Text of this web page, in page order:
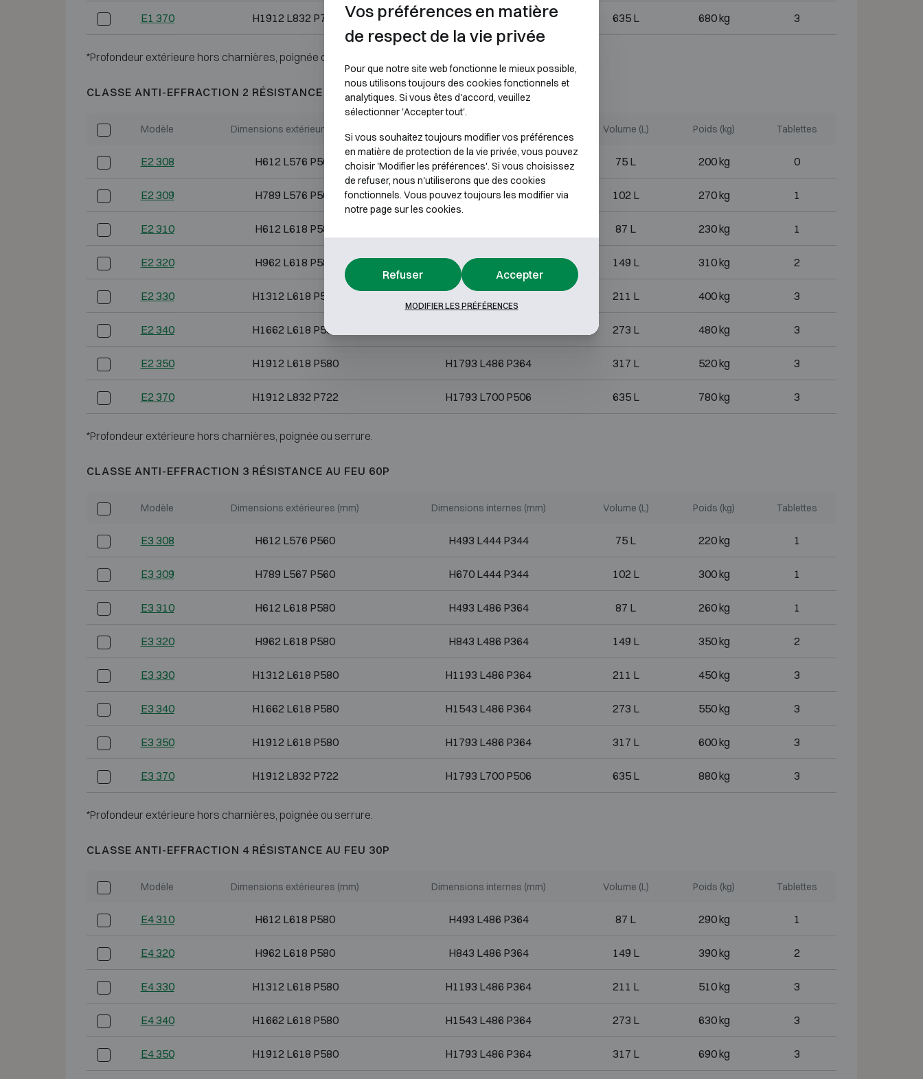
E1 370 H1912 L832 P722 H1793 L700 P506 635 L 680 kg 3
*Profondeur extérieure hors charnières, poignée ou serrure.
CLASSE ANTI-EFFRACTION 2 RÉSISTANCE AU FEU 60P
Modèle Dimensions extérieures (mm) Volume (L) Poids (kg) Tablettes
E2 308 H612 L576 P560 H493 L444 P344 75 L 200 kg 0
E2 309 H789 L576 P560 H670 L444 P344 102 L 270 kg 1
E2 310 H612 L618 P580 87 L 230 kg 1
E2 320 H962 L618 P580 H843 L486 P364 149 L 310 kg 2
E2 330 H1312 L618 P580 211 L 400 kg 3
E2 340 H1662 L618 P580 273 L 480 kg 3
E2 350 H1912 L618 P580 H1793 L486 P364 317 L 520 kg 3
E2 370 H1912 L832 P722 H1793 L700 P506 635 L 780 kg 3
*Profondeur extérieure hors charnières, poignée ou serrure.
CLASSE ANTI-EFFRACTION 3 RÉSISTANCE AU FEU 60P
Modèle Dimensions extérieures (mm) Dimensions internes (mm) Volume (L) Poids (kg) Tablettes
E3 308 H612 L576 P560 H493 L444 P344 75 L 220 kg 1
E3 309 H789 L567 P560 H670 L444 P344 102 L 300 kg 1
E3 310 H612 L618 P580 H493 L486 P364 87 L 260 kg 1
E3 320 H962 L618 P580 H843 L486 P364 149 L 350 kg 2
E3 330 H1312 L618 P580 H1193 L486 P364 211 L 450 kg 3
E3 340 H1662 L618 P580 H1543 L486 P364 273 L 550 kg 3
E3 350 H1912 L618 P580 H1793 L486 P364 317 L 600 kg 3
E3 370 H1912 L832 P722 H1793 L700 P506 635 L 880 kg 3
*Profondeur extérieure hors charnières, poignée ou serrure.
CLASSE ANTI-EFFRACTION 4 RÉSISTANCE AU FEU 30P
Modèle Dimensions extérieures (mm) Dimensions internes (mm) Volume (L) Poids (kg) Tablettes
E4 310 H612 L618 P580 H493 L486 P364 87 L 290 kg 1
E4 320 H962 L618 P580 H843 L486 P364 149 L 390 kg 2
E4 330 H1312 L618 P580 H1193 L486 P364 211 L 510 kg 3
E4 340 H1662 L618 P580 H1543 L486 P364 273 L 630 kg 3
E4 350 H1912 L618 P580 H1793 L486 P364 317 L 690 kg 3
Vos préférences en matière
de respect de la vie privée
Pour que notre site web fonctionne le mieux possible,
nous utilisons toujours des cookies fonctionnels et
analytiques. Si vous êtes d'accord, veuillez
sélectionner 'Accepter tout'.
Si vous souhaitez toujours modifier vos préférences
en matière de protection de la vie privée, vous pouvez
choisir 'Modifier les préférences'. Si vous choisissez
de refuser, nous n'utiliserons que des cookies
fonctionnels. Vous pouvez toujours les modifier via
notre page sur les cookies.
Refuser Accepter
MODIFIER LES PRÉFÉRENCES